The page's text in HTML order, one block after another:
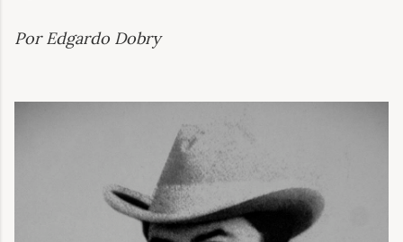
Por Edgardo Dobry